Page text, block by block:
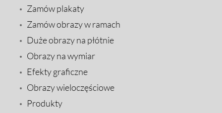
Zamów plakaty
Zamów obrazy w ramach
Duże obrazy na płótnie
Obrazy na wymiar
Efekty graficzne
Obrazy wieloczęściowe
Produkty